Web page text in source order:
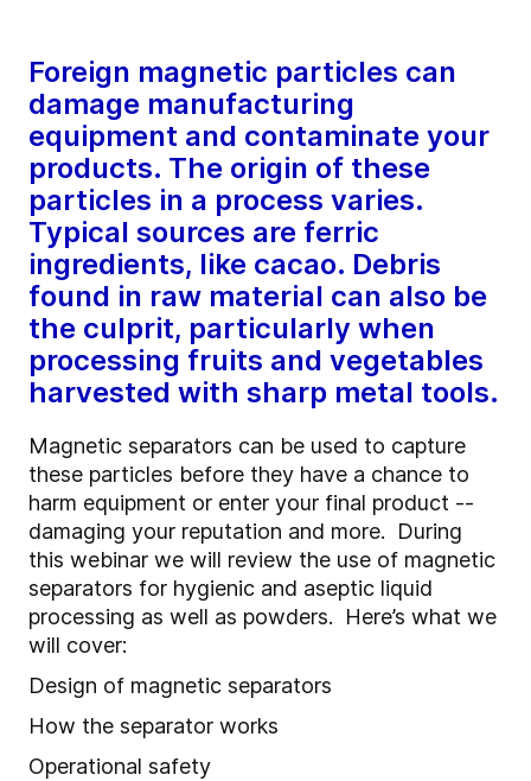
Foreign magnetic particles can
damage manufacturing
equipment and contaminate your
products. The origin of these
particles in a process varies.
Typical sources are ferric
ingredients, like cacao. Debris
found in raw material can also be
the culprit, particularly when
processing fruits and vegetables
harvested with sharp metal tools.
Magnetic separators can be used to capture
these particles before they have a chance to
harm equipment or enter your final product --
damaging your reputation and more.
During
this webinar we will review the use of magnetic
separators for hygienic and aseptic liquid
processing as well as powders.
Here’s what we
will cover:
Design of magnetic separators
How the separator works
Operational safety